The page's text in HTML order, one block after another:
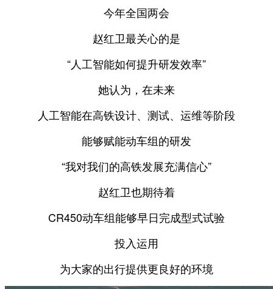
今年全国两会
赵红卫最关心的是
“人工智能如何提升研发效率”
她认为，在未来
人工智能在高铁设计、测试、运维等阶段
能够赋能动车组的研发
“我对我们的高铁发展充满信心”
赵红卫也期待着
CR450动车组能够早日完成型式试验
投入运用
为大家的出行提供更良好的环境